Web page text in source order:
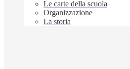
Le carte della scuola
Organizzazione
La storia